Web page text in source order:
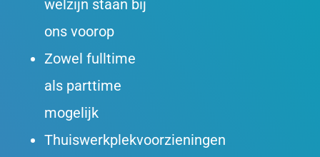
welzijn staan bij
ons voorop
Zowel fulltime
als parttime
mogelijk
Thuiswerkplekvoorzieningen